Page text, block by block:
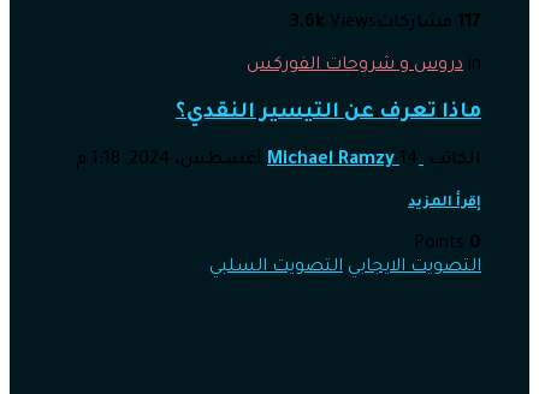
117 مشاركات 3.6k Views
in دروس و شروحات الفوركس
ماذا تعرف عن التيسير النقدي؟
الكاتب Michael Ramzy 14 أغسطس، 2024, 1:18 م
إقرأ المزيد
0
التصويت الايجابي التصويت السلبي